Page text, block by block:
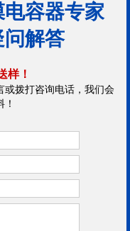
容器专家
问解答
样！
或拨打咨询电话，我们会